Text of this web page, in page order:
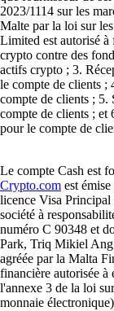
2023/1114 sur les
Malte par la loi sur
Limited est autorisé à
crypto contre des
actifs crypto ; 3.
le compte de clients ;
compte de clients ; 5.
compte de clients ; et
pour le compte de
Le compte Cash est
Crypto.com est
licence Visa
société à
numéro C 90348 et
Park, Triq Mikiel
agréée par la Malta
financière autorisée à
l'annexe 3 de la loi
monnaie